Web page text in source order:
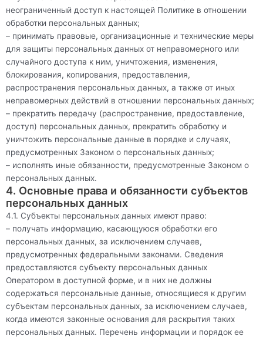
неограниченный доступ к настоящей Политике в отношении
обработки персональных данных;
– принимать правовые, организационные и технические меры
для защиты персональных данных от неправомерного или
случайного доступа к ним, уничтожения, изменения,
блокирования, копирования, предоставления,
распространения персональных данных, а также от иных
неправомерных действий в отношении персональных данных;
– прекратить передачу (распространение, предоставление,
доступ) персональных данных, прекратить обработку и
уничтожить персональные данные в порядке и случаях,
предусмотренных Законом о персональных данных;
– исполнять иные обязанности, предусмотренные Законом о
персональных данных.
4. Основные права и обязанности субъектов
персональных данных
4.1. Субъекты персональных данных имеют право:
– получать информацию, касающуюся обработки его
персональных данных, за исключением случаев,
предусмотренных федеральными законами. Сведения
предоставляются субъекту персональных данных
Оператором в доступной форме, и в них не должны
содержаться персональные данные, относящиеся к другим
субъектам персональных данных, за исключением случаев,
когда имеются законные основания для раскрытия таких
персональных данных. Перечень информации и порядок ее